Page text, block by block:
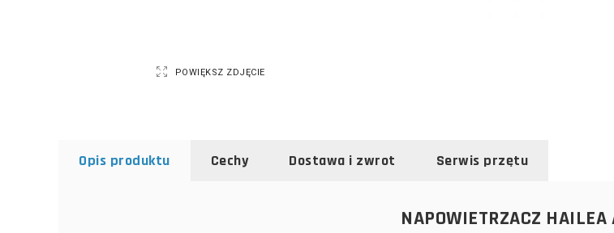
POWIĘKSZ ZDJĘCIE
Opis produktu Cechy Dostawa i zwrot Serwis przętu
NAPOWIETRZACZ HAILEA